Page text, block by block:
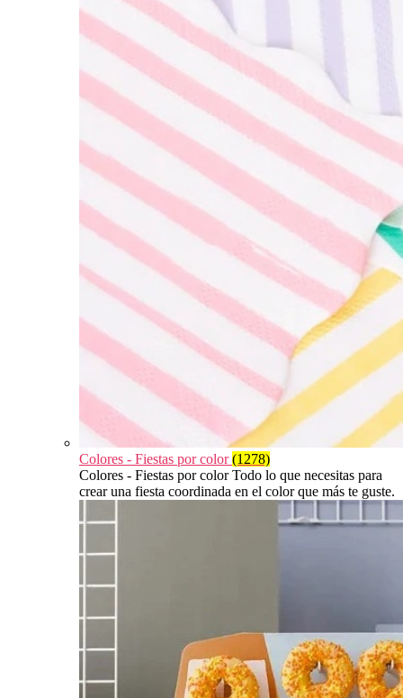
Colores - Fiestas por color(1278)
Colores - Fiestas por color Todo lo que necesitas para
crear una fiesta coordinada en el color que más te guste.